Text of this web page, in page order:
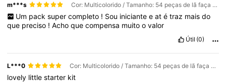
m***s Cor: Multicolorido / Tamanho: 54 peças de lã faça você mesmo azul cereja
Um pack super completo ! Sou iniciante e at é traz mais do
que preciso !Achoquecompensa muitoovalor
Útil (0)
L***0 Cor: Multicolorido / Tamanho: 54 peças de lã faça você mesmo azul cereja
lovely littlestarter kit